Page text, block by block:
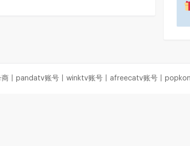
丨pandatv账号丨winktv账号丨afreecatv账号丨